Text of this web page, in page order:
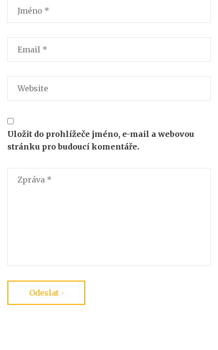
Uložit do prohlížeče jméno, e-mail a webovou
stránku pro budoucí komentáře.
Odeslat